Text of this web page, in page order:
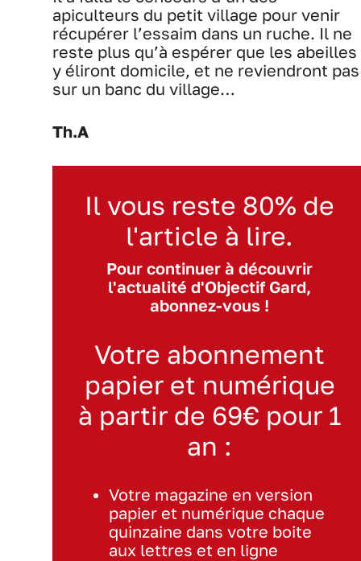
apiculteurs du petit village pour venir
récupérer l’essaim dans un ruche. Il ne
reste plus qu’à espérer que les abeilles
y éliront domicile, et ne reviendront pas
sur un banc du village…
Th.A
Il vous reste 80% de
l'article à lire.
Pour continuer à découvrir
l'actualité d'Objectif Gard,
abonnez-vous !
Votre abonnement
papier et numérique
à partir de 69€ pour 1
an :
Votre magazine en version
papier et numérique chaque
quinzaine dans votre boite
aux lettres et en ligne